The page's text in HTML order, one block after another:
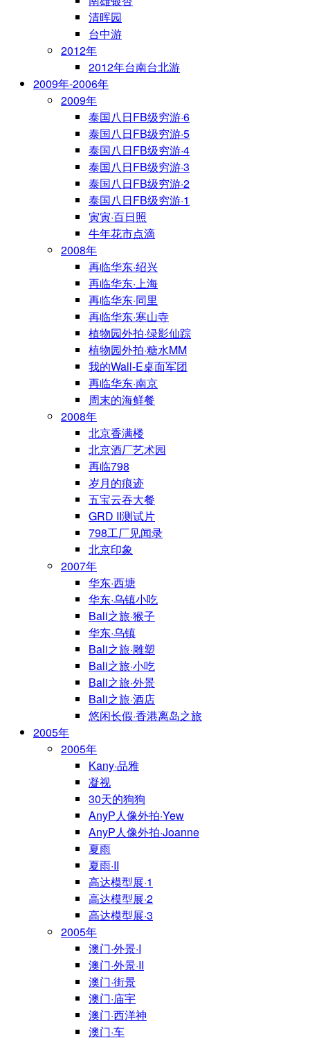
清晖园
台中游
2012年
2012年台南台北游
2009年-2006年
2009年
泰国八日FB级穷游·6
泰国八日FB级穷游·5
泰国八日FB级穷游·4
泰国八日FB级穷游·3
泰国八日FB级穷游·2
泰国八日FB级穷游·1
寅寅·百日照
牛年花市点滴
2008年
再临华东·绍兴
再临华东·上海
再临华东·同里
再临华东·寒山寺
植物园外拍·绿影仙踪
植物园外拍·糖水MM
我的Wall-E桌面军团
再临华东·南京
周末的海鲜餐
2008年
北京香满楼
北京酒厂艺术园
再临798
岁月的痕迹
五宝云吞大餐
GRD II测试片
798工厂见闻录
北京印象
2007年
华东·西塘
华东·乌镇小吃
Bali之旅·猴子
华东·乌镇
Bali之旅·雕塑
Bali之旅·小吃
Bali之旅·外景
Bali之旅·酒店
悠闲长假·香港离岛之旅
2005年
2005年
Kany·品雅
凝视
30天的狗狗
AnyP人像外拍·Yew
AnyP人像外拍·Joanne
夏雨
夏雨·II
高达模型展·1
高达模型展·2
高达模型展·3
2005年
澳门·外景·I
澳门·外景·II
澳门·街景
澳门·庙宇
澳门·西洋神
澳门·车